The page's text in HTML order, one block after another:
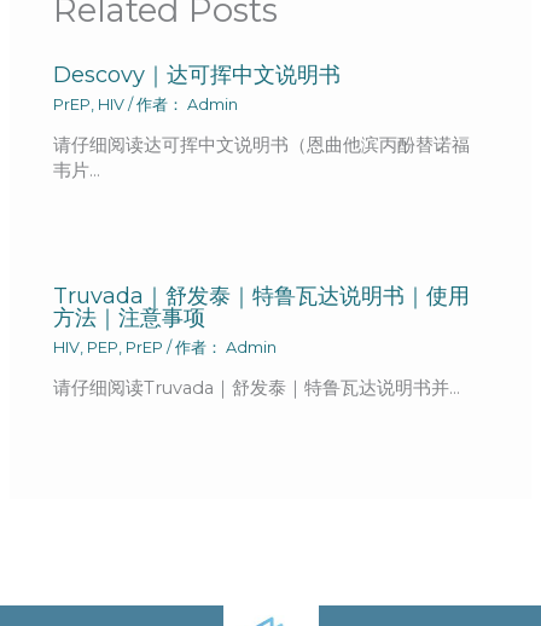
Related Posts
Descovy｜达可挥中文说明书
PrEP HIV / 作者： Admin
请仔细阅读达可挥中文说明书（恩曲他滨丙酚替诺福
韦片…
Truvada｜舒发泰｜特鲁瓦达说明书｜使用
方法｜注意事项
HIV PEP PrEP / 作者： Admin
请仔细阅读Truvada｜舒发泰｜特鲁瓦达说明书并…